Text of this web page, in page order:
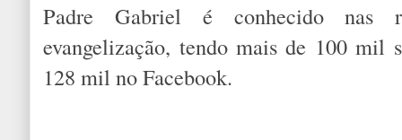
Padre Gabriel é conhecido nas
evangelização, tendo mais de 100 mil
128 mil no Facebook.